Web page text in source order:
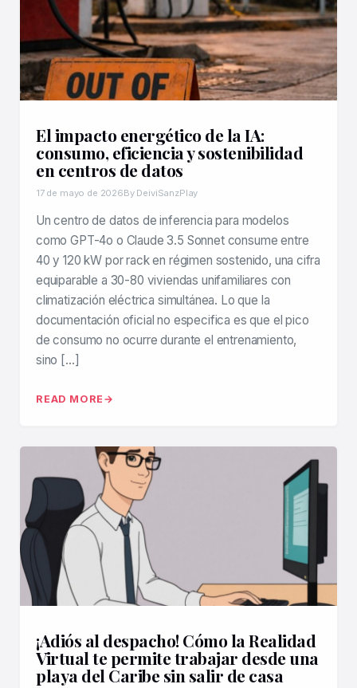
El impacto energético de la IA:
consumo, eficiencia y sostenibilidad
en centros de datos
17 de mayo de 2026By DeiviSanzPlay
Un centro de datos de inferencia para modelos
como GPT-4o o Claude 3.5 Sonnet consume entre
40 y 120 kW por rack en régimen sostenido, una cifra
equiparable a 30-80 viviendas unifamiliares con
climatización eléctrica simultánea. Lo que la
documentación oficial no especifica es que el pico
de consumo no ocurre durante el entrenamiento,
sino […]
READ MORE
¡Adiós al despacho! Cómo la Realidad
Virtual te permite trabajar desde una
playa del Caribe sin salir de casa